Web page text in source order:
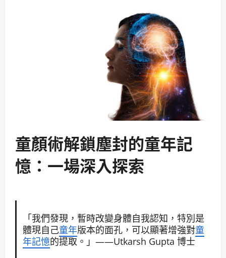
童顏術解鎖塵封的童年記
憶 ：一場深入探索
「我們發現，暫時改變身體自我認知，特別是
體現自己童年版本的面孔，可以顯著增強對童
年記憶的提取。」——Utkarsh Gupta 博士